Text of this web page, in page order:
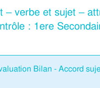
– verbe et sujet –
: 1ere
Bilan - Accord